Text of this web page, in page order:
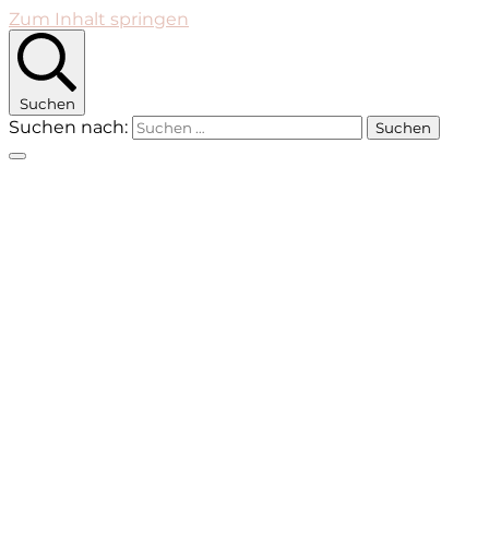
Zum Inhalt springen
Suchen
Suchen nach: